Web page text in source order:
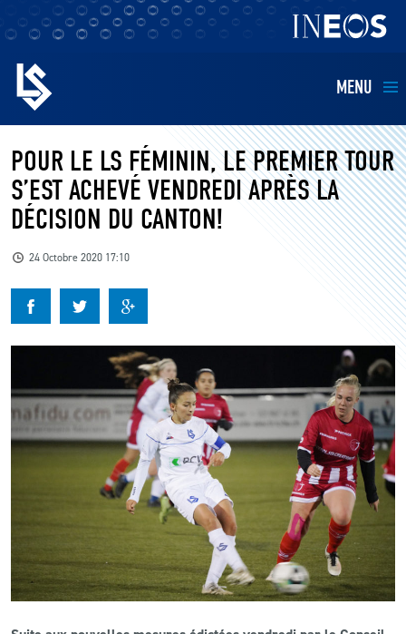
MENU
EQUIPES
BILLETTERIE
FANS
KIDS
BUSINESS
RESTAURATION
CLUB
LS E-SHOP
POUR LE LS FÉMININ, LE PREMIER TOUR
S’EST ACHEVÉ VENDREDI APRÈS LA
DÉCISION DU CANTON!
24 Octobre 2020 17:10